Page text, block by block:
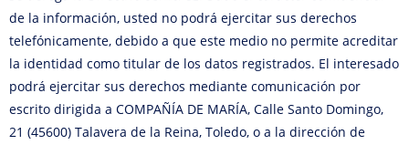
de la información, usted no podrá ejercitar sus derechos
telefónicamente, debido a que este medio no permite acreditar
la identidad como titular de los datos registrados. El interesado
podrá ejercitar sus derechos mediante comunicación por
escrito dirigida a COMPAÑÍA DE MARÍA, Calle Santo Domingo,
21 (45600) Talavera de la Reina, Toledo, o a la dirección de